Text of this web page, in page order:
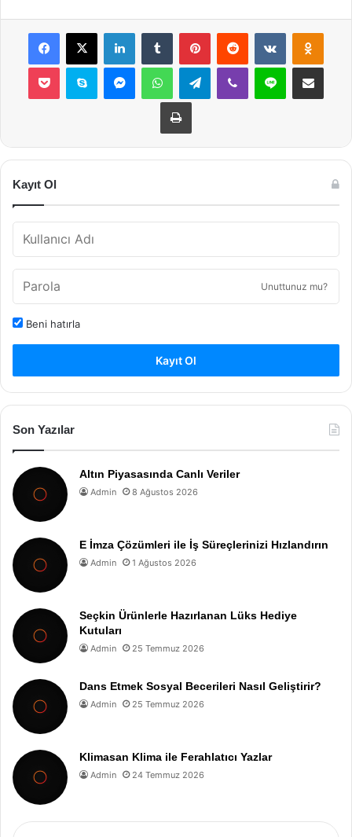
Facebook
X LinkedInTumblr PinterestReddit VKontakte
Pocket Skype MessengerWhatsAppTelegramViber Line E-Posta ile
Yazdır
Kayıt Ol
Unuttunuz mu?
Beni hatırla
Kayıt Ol
Son Yazılar
Altın Piyasasında Canlı Veriler
Admin 8 Ağustos 2026
E İmza Çözümleri ile İş Süreçlerinizi Hızlandırın
Admin 1 Ağustos 2026
Seçkin Ürünlerle Hazırlanan Lüks Hediye
Kutuları
Admin 25 Temmuz 2026
Dans Etmek Sosyal Becerileri Nasıl Geliştirir?
Admin 25 Temmuz 2026
Klimasan Klima ile Ferahlatıcı Yazlar
Admin 24 Temmuz 2026